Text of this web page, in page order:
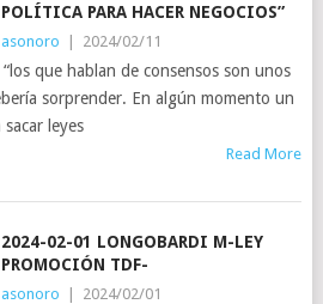
POLÍTICA PARA HACER NEGOCIOS”
asonoro | 2024/02/11
que hablan de consensos son unos
sorprender. En algún momento un
leyes
Read More
2024-02-01 LONGOBARDI M-LEY
PROMOCIÓN TDF-
asonoro | 2024/02/01